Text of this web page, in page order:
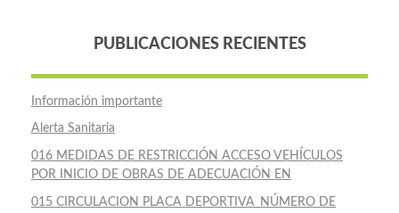
PUBLICACIONES RECIENTES
Información importante
Alerta Sanitaria
016 MEDIDAS DE RESTRICCIÓN ACCESO VEHÍCULOS
POR INICIO DE OBRAS DE ADECUACIÓN EN
015 CIRCULACION PLACA DEPORTIVA_NÚMERO DE